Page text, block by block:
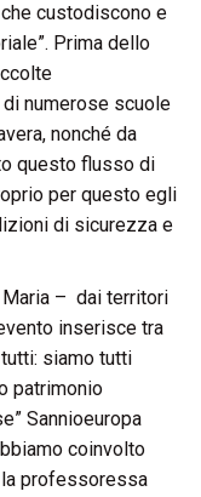
custodiscono e
Prima dello
numerose scuole
nonché da
questo flusso di
per questo egli
di sicurezza e
Maria – dai territori
inserisce tra
siamo tutti
patrimonio
Sannioeuropa
coinvolto
la professoressa